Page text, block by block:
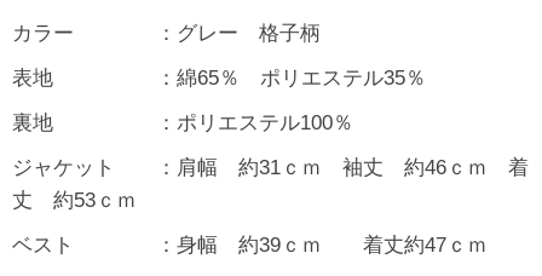
カラー ：グレー 格子柄
表地 ：綿65％ ポリエステル35％
裏地 ：ポリエステル100％
ジャケット ：肩幅 約31ｃｍ 袖丈 約46ｃｍ 着
丈 約53ｃｍ
ベスト ：身幅 約39ｃｍ 着丈約47ｃｍ